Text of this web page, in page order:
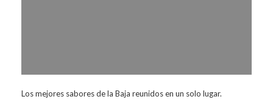
Los mejores sabores de la Baja reunidos en un solo lugar.